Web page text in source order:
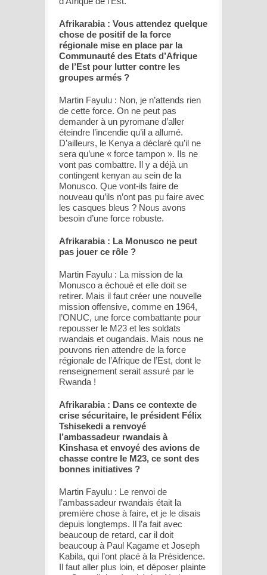
Afrikarabia : Vous attendez quelque
chose de positif de la force
régionale mise en place par la
Communauté des Etats d’Afrique
de l’Est pour lutter contre les
groupes armés ?
Martin Fayulu : Non, je n’attends rien
de cette force. On ne peut pas
demander à un pyromane d’aller
éteindre l’incendie qu’il a allumé.
D’ailleurs, le Kenya a déclaré qu’il ne
sera qu’une « force tampon ». Ils ne
vont pas combattre. Il y a déjà un
contingent kenyan au sein de la
Monusco. Que vont-ils faire de
nouveau qu’ils n’ont pas pu faire avec
les casques bleus ? Nous avons
besoin d’une force robuste.
Afrikarabia : La Monusco ne peut
pas jouer ce rôle ?
Martin Fayulu : La mission de la
Monusco a échoué et elle doit se
retirer. Mais il faut créer une nouvelle
mission offensive, comme en 1964,
l’ONUC, une force combattante pour
repousser le M23 et les soldats
rwandais et ougandais. Mais nous ne
pouvons rien attendre de la force
régionale de l’Afrique de l’Est, dont le
renseignement serait assuré par le
Rwanda !
Afrikarabia : Dans ce contexte de
crise sécuritaire, le président Félix
Tshisekedi a renvoyé
l’ambassadeur rwandais à
Kinshasa et envoyé des avions de
chasse contre le M23, ce sont des
bonnes initiatives ?
Martin Fayulu : Le renvoi de
l’ambassadeur rwandais était la
première chose à faire, et je le disais
depuis longtemps. Il l’a fait avec
beaucoup de retard, car il doit
beaucoup à Paul Kagame et Joseph
Kabila, qui l’ont placé à la Présidence.
Il faut aller plus loin, et déposer plainte